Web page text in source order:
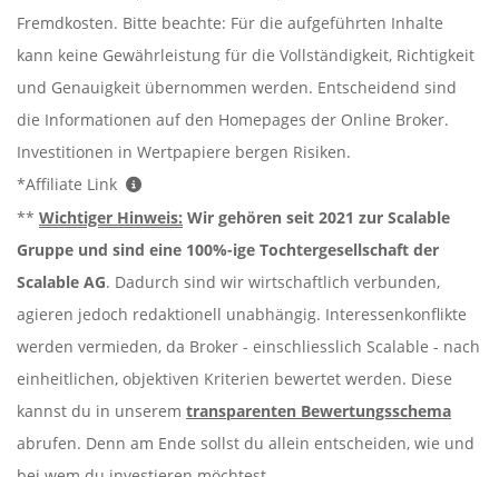
Fremdkosten. Bitte beachte: Für die aufgeführten Inhalte
kann keine Gewährleistung für die Vollständigkeit, Richtigkeit
und Genauigkeit übernommen werden. Entscheidend sind
die Informationen auf den Homepages der Online Broker.
Investitionen in Wertpapiere bergen Risiken.
*Affiliate Link
** Wichtiger Hinweis: Wir gehören seit 2021 zur Scalable
Gruppe und sind eine 100%-ige Tochtergesellschaft der
Scalable AG. Dadurch sind wir wirtschaftlich verbunden,
agieren jedoch redaktionell unabhängig. Interessenkonflikte
werden vermieden, da Broker - einschliesslich Scalable - nach
einheitlichen, objektiven Kriterien bewertet werden. Diese
kannst du in unserem transparenten Bewertungsschema
abrufen. Denn am Ende sollst du allein entscheiden, wie und